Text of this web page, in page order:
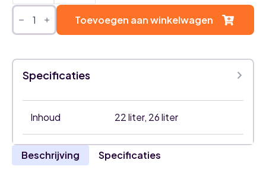
Bosch
Aqua
8000
S
aantal
Toevoegen aan winkelwagen
Specificaties
Inhoud 22 liter, 26 liter
Beschrijving Specificaties